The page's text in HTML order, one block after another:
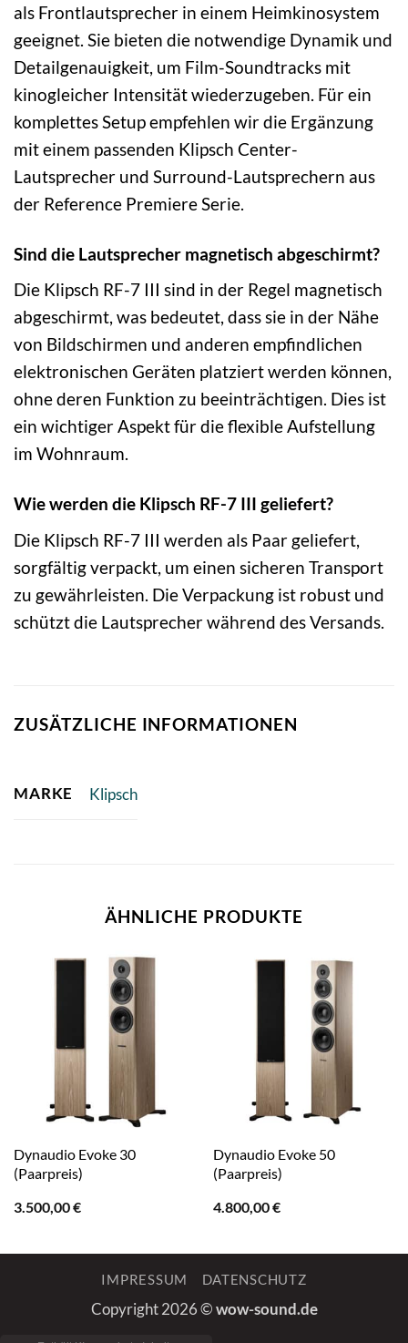
als Frontlautsprecher in einem Heimkinosystem
geeignet. Sie bieten die notwendige Dynamik und
Detailgenauigkeit, um Film-Soundtracks mit
kinogleicher Intensität wiederzugeben. Für ein
komplettes Setup empfehlen wir die Ergänzung
mit einem passenden Klipsch Center-
Lautsprecher und Surround-Lautsprechern aus
der Reference Premiere Serie.
Sind die Lautsprecher magnetisch abgeschirmt?
Die Klipsch RF-7 III sind in der Regel magnetisch
abgeschirmt, was bedeutet, dass sie in der Nähe
von Bildschirmen und anderen empfindlichen
elektronischen Geräten platziert werden können,
ohne deren Funktion zu beeinträchtigen. Dies ist
ein wichtiger Aspekt für die flexible Aufstellung
im Wohnraum.
Wie werden die Klipsch RF-7 III geliefert?
Die Klipsch RF-7 III werden als Paar geliefert,
sorgfältig verpackt, um einen sicheren Transport
zu gewährleisten. Die Verpackung ist robust und
schützt die Lautsprecher während des Versands.
ZUSÄTZLICHE INFORMATIONEN
MARKE Klipsch
ÄHNLICHE PRODUKTE
Dynaudio Evoke 30
(Paarpreis)
3.500,00€
Dynaudio Evoke 50
(Paarpreis)
4.800,00€
IMPRESSUM DATENSCHUTZ
Copyright 2026 ©wow-sound.de